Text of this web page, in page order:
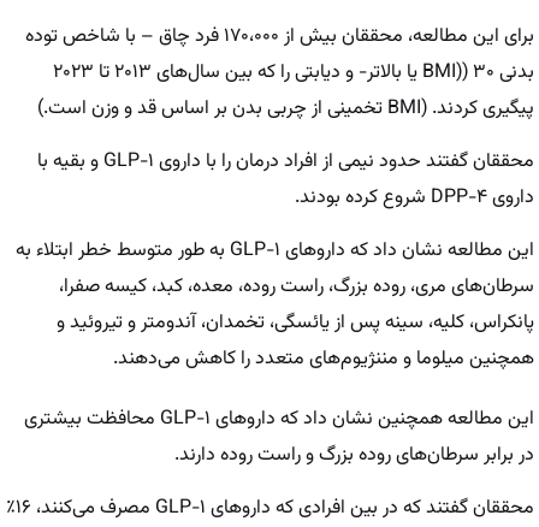
برای این مطالعه، محققان بیش از ۱۷۰،۰۰۰ فرد چاق – با شاخص توده
بدنی BMI)) ۳۰ یا بالاتر- و دیابتی را که بین سال‌های ۲۰۱۳ تا ۲۰۲۳
پیگیری کردند. (BMI تخمینی از چربی بدن بر اساس قد و وزن است.)
محققان گفتند حدود نیمی از افراد درمان را با داروی GLP-۱ و بقیه با
داروی DPP-۴ شروع کرده بودند.
این مطالعه نشان داد که داروهای GLP-۱ به طور متوسط خطر ابتلاء به
سرطان‌های مری، روده بزرگ، راست روده، معده، کبد، کیسه صفرا،
پانکراس، کلیه، سینه پس از یائسگی، تخمدان، آندومتر و تیروئید و
همچنین میلوما و مننژیوم‌های متعدد را کاهش می‌دهند.
این مطالعه همچنین نشان داد که داروهای GLP-۱ محافظت بیشتری
در برابر سرطان‌های روده بزرگ و راست روده دارند.
محققان گفتند که در بین افرادی که داروهای GLP-۱ مصرف می‌کنند، ۱۶٪